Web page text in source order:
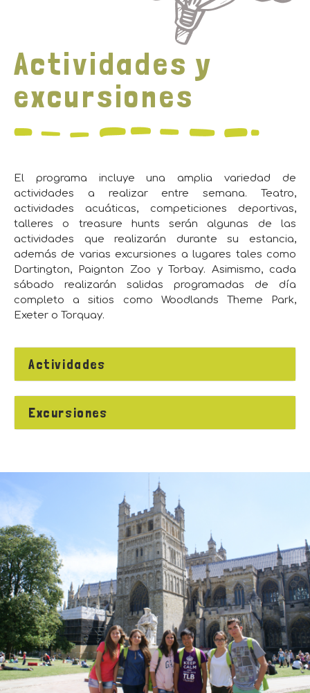
Actividades y
excursiones
El programa incluye una amplia variedad de
actividades a realizar entre semana. Teatro,
actividades acuáticas, competiciones deportivas,
talleres o treasure hunts serán algunas de las
actividades que realizarán durante su estancia,
además de varias excursiones a lugares tales como
Dartington, Paignton Zoo y Torbay. Asimismo, cada
sábado realizarán salidas programadas de día
completo a sitios como Woodlands Theme Park,
Exeter o Torquay.
Actividades
Excursiones